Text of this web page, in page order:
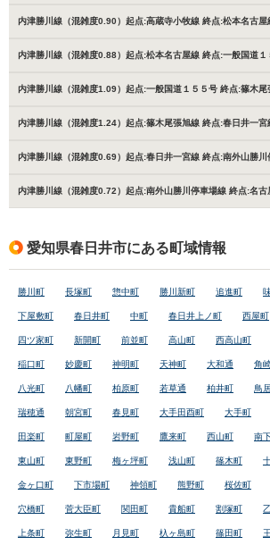
内津勝川線（混雑度0.90）起点:高蔵寺小牧線 終点:松本名古
内津勝川線（混雑度0.88）起点:松本名古屋線 終点:一般国道
内津勝川線（混雑度1.09）起点:一般国道１５５号 終点:篠木
内津勝川線（混雑度1.24）起点:篠木尾張旭線 終点:春日井一
内津勝川線（混雑度0.69）起点:春日井一宮線 終点:南外山勝
内津勝川線（混雑度0.72）起点:南外山勝川停車場線 終点:名
愛知県春日井市にある町域情報
勝川町 長塚町 惣中町 勝川新町 追進町
下屋敷町 春日井町 中町 春日井上ノ町 西屋町
四ツ家町 新開町 前並町 高山町 西高山町
稲口町 妙慶町 神明町 天神町 大和通 角
八光町 八幡町 柏原町 若草通 柏井町 鳥
瑞穂通 朝宮町 春見町 大手田酉町 大手町
田楽町 町屋町 岩野町 鷹来町 西山町 南
東山町 東野町 梅ヶ坪町 浅山町 篠木町
金ヶ口町 下市場町 神領町 熊野町 桜佐町
穴橋町 菅大臣町 関田町 貴船町 割塚町
上条町 弥生町 月見町 杁ヶ島町 篠田町